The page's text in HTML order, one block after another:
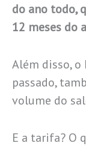
do ano todo,
12 meses do
Além disso, o
passado,
volume do
E a tarifa? O